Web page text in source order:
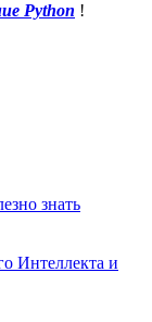
Python !
знать
Интеллекта и